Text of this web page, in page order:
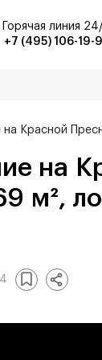
+7 (495) 106-19-
Горячая линия
на Красной
м²,